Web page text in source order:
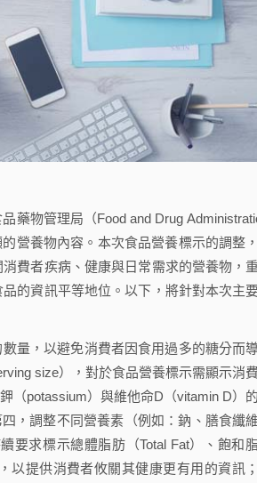
物管理局（Food and Drug
營養物內容。本次食品營養標示的調整
費者疾病、健康與日常需求的營養物，
的資訊平等地位。以下，將針對本次主
量，以避免消費者因食用過多的糖分而
size），對於食品營養標示需顯示消
（potassium）與維他命D（vitamin D）
，調整不同營養素（例如：鈉、膳食纖
要求標示總體脂肪（Total Fat）、飽和
以提供消費者攸關其健康更有用的資訊